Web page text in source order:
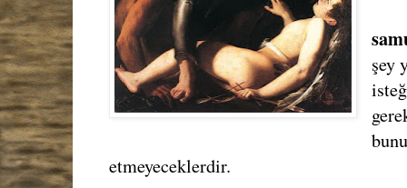
şey
etmeyeceklerdir.